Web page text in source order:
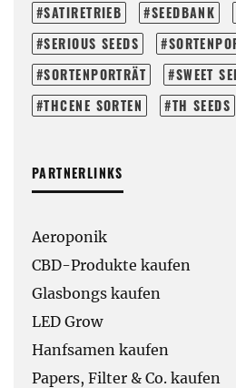
SATIRETRIEB
SEEDBANK
SERIOUS SEEDS
SORTENPORTRÄT
SWEET
THCENE SORTEN
TH SEEDS
PARTNERLINKS
Aeroponik
CBD-Produkte kaufen
Glasbongs kaufen
LED Grow
Hanfsamen kaufen
Papers, Filter & Co. kaufen